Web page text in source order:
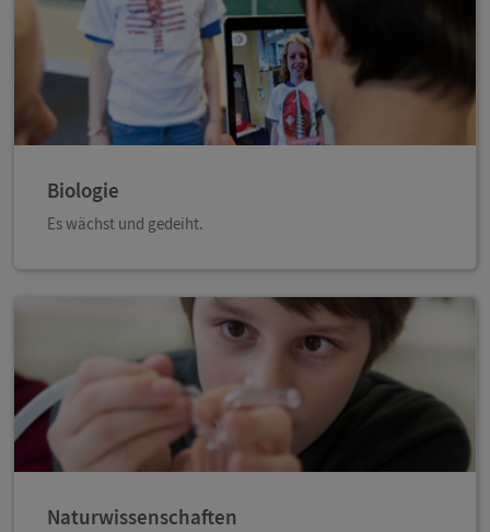
Biologie
Es wächst und gedeiht.
Naturwissenschaften